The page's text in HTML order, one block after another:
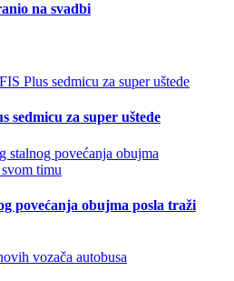
na svadbi
sedmicu za super uštede
povećanja obujma posla traži